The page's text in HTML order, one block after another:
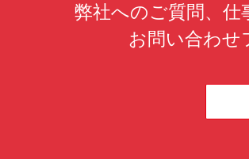
弊社へのご質問、
お問い合わせ